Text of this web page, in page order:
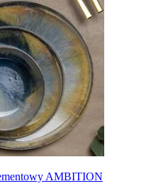
AMBITION